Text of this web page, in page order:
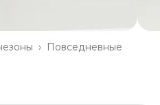
Повседневные
›